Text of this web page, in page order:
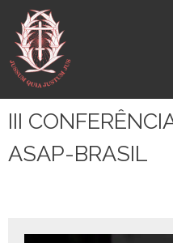
para
conteúdo
III
ASAP-BRASIL